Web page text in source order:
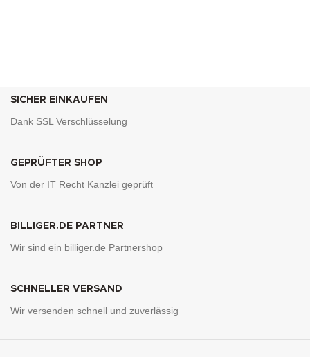
SICHER EINKAUFEN
Dank SSL Verschlüsselung
GEPRÜFTER SHOP
Von der IT Recht Kanzlei geprüft
BILLIGER.DE PARTNER
Wir sind ein billiger.de Partnershop
SCHNELLER VERSAND
Wir versenden schnell und zuverlässig